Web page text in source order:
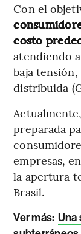
Con el
costo
atendiendo
baja
distribuida
preparada
empresas,
la apertura
Brasil.
Ver más: Una